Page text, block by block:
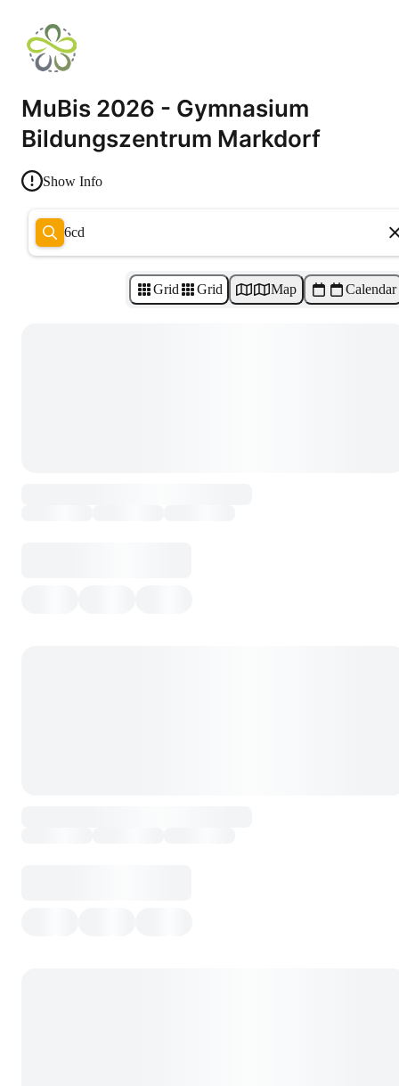
MuBis 2026 - Gymnasium
Bildungszentrum Markdorf
Show Info
6cd
Grid Grid Map Calendar